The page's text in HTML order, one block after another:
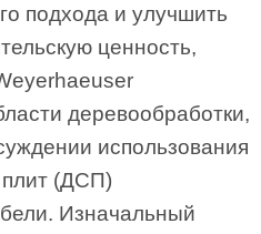
подхода и улучшить
ценность,
деревообработки,
использования
(ДСП)
Изначальный